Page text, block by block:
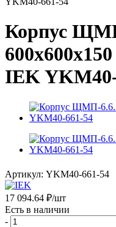
Корпус
IEK
Артикул: YKM40-661-54
17 094.64 ₽/шт
Есть в наличии
-